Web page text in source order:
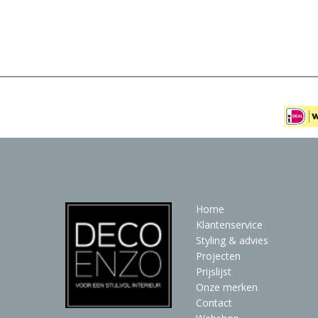
Verlichting
Home
Klantenservice
Styling & advies
Projecten
Prijslijst
Onze merken
Contact